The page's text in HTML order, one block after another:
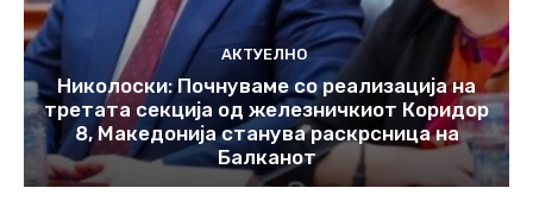
АКТУЕЛНО
Николоски: Почнуваме со реализација на
третата секција од железничкиот Коридор
8, Македонија станува раскрсница на
Балканот